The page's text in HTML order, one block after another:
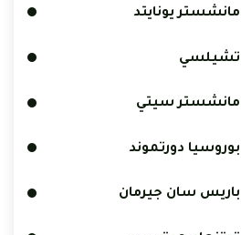
مانشستر يونايتد
تشيلسي
مانشستر سيتي
بوروسيا دورتموند
باريس سان جيرمان